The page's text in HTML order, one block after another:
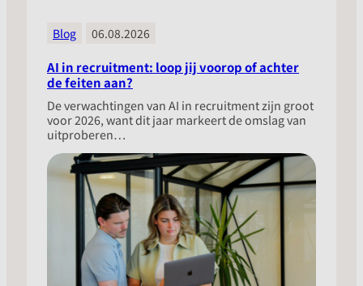
Blog 06.08.2026
AI in recruitment: loop jij voorop of achter
de feiten aan?
​De verwachtingen van AI in recruitment zijn groot
voor 2026, want dit jaar markeert de omslag van
uitproberen…